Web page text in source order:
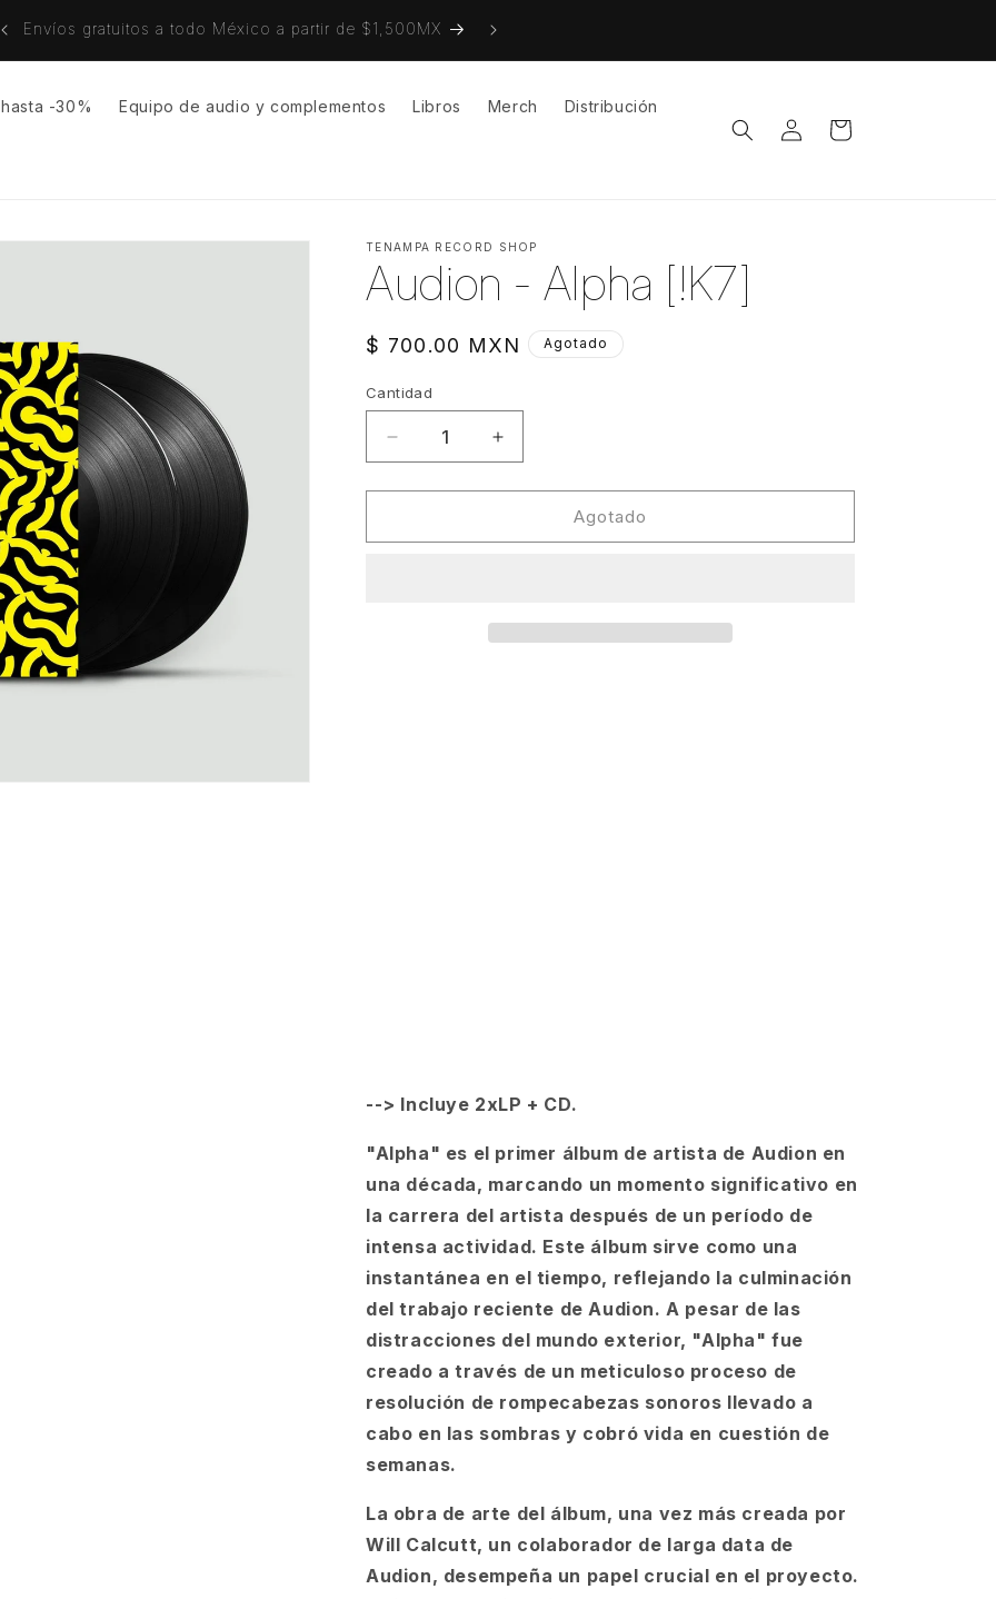
Envíos gratuitos a todo México a partir de $1,500MX
-30% Equipo de audio y complementos Libros Merch Distribución
Iniciar
sesión
Carrito
TENAMPA RECORD SHOP
Audion - Alpha [!K7]
Precio
$ 700.00 MXN Agotado
Cantidad
Cantidad
Reducir
cantidad
para
-
Aumentar
cantidad
para
-
Agotado
--> Incluye 2xLP + CD.
"Alpha" es el primer álbum de artista de Audion en
una década, marcando un momento significativo en
la carrera del artista después de un período de
intensa actividad. Este álbum sirve como una
instantánea en el tiempo, reflejando la culminación
del trabajo reciente de Audion. A pesar de las
distracciones del mundo exterior, "Alpha" fue
creado a través de un meticuloso proceso de
resolución de rompecabezas sonoros llevado a
cabo en las sombras y cobró vida en cuestión de
semanas.
La obra de arte del álbum, una vez más creada por
Will Calcutt, un colaborador de larga data de
Audion, desempeña un papel crucial en el proyecto.